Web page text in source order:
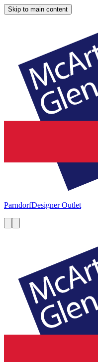
Skip to main content
ParndorfDesigner Outlet